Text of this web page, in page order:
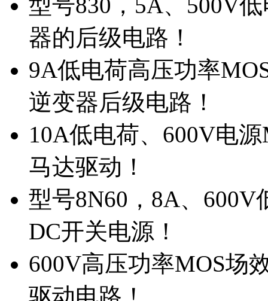
器的后级电路！
9A低电荷高压功率
逆变器后级电路！
10A低电荷、600V电
马达驱动！
型号8N60，8A、
DC开关电源！
600V高压功率MOS场